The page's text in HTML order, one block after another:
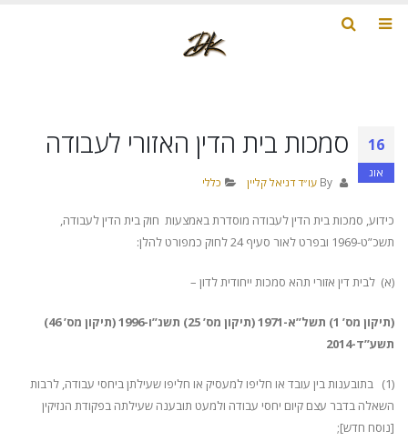
16
אוג
סמכות בית הדין האזורי לעבודה
עו״ד דניאל קליין כללי
כידוע, סמכות בית הדין לעבודה מוסדרת באמצעות חוק בית הדין לעבודה,
תשכ”ט-1969 ובפרט לאור סעיף 24 לחוק כמפורט להלן:
(א) לבית דין אזורי תהא סמכות ייחודית לדון –
(תיקון מס’ 1) תשל”א-1971 (תיקון מס’ 25) תשנ”ו-1996 (תיקון מס’ 46)
תשע”ד-2014
(1) בתובענות בין עובד או חליפו למעסיק או חליפו שעילתן ביחסי עבודה, לרבות
השאלה בדבר עצם קיום יחסי עבודה ולמעט תובענה שעילתה בפקודת הנזיקין
[נוסח חדש];